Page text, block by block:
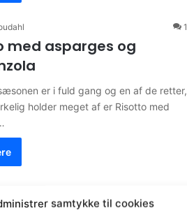
samtykke til cookies
1
med asparges og
er i fuld gang og en af de retter,
holder meget af er Risotto med
med bacon